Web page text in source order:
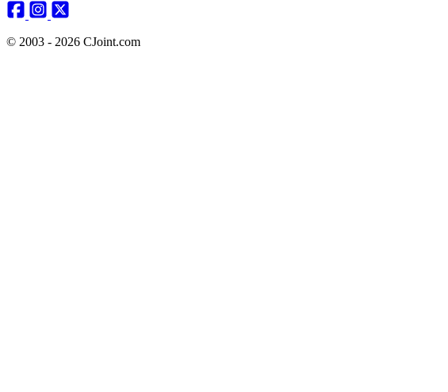
© 2003 - 2026 CJoint.com